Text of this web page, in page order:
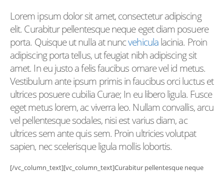
Lorem ipsum dolor sit amet, consectetur adipiscing
elit. Curabitur pellentesque neque eget diam posuere
porta. Quisque ut nulla at nuncvehiculalacinia. Proin
adipiscing porta tellus, ut feugiat nibh adipiscing sit
amet. In eu justo a felis faucibus ornare vel id metus.
Vestibulum ante ipsum primis in faucibus orci luctus et
ultrices posuere cubilia Curae; In eu libero ligula. Fusce
eget metus lorem, ac viverra leo. Nullam convallis, arcu
vel pellentesque sodales, nisi est varius diam, ac
ultrices sem ante quis sem. Proin ultricies volutpat
sapien, nec scelerisque ligula mollis lobortis.
[/vc_column_text][vc_column_text]Curabitur pellentesque neque